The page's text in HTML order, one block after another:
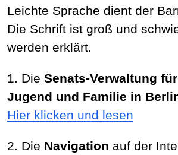
Leichte Sprache dient der
Die Schrift ist groß und
werden erklärt.
1. Die Senats-Verwaltung
Jugend und Familie in
Hier klicken und lesen
2. Die Navigation auf der